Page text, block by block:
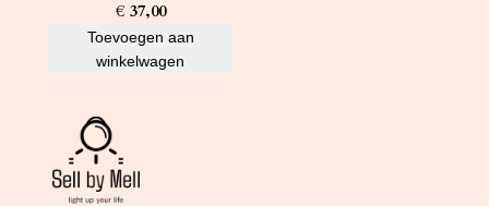
€ 37,00
Toevoegen aan
winkelwagen